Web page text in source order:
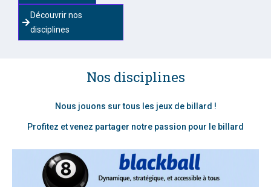
Découvrir nos
disciplines
Nos disciplines
Nous jouons sur tous les jeux de billard !
Profitez et venez partager notre passion pour le billard